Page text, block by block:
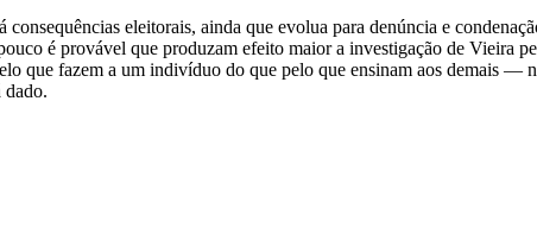
eleitorais, ainda que evolua para denúncia e
é provável que produzam efeito maior a investigação de Vieira
que fazem a um indivíduo do que pelo que ensinam aos demais —
dado.